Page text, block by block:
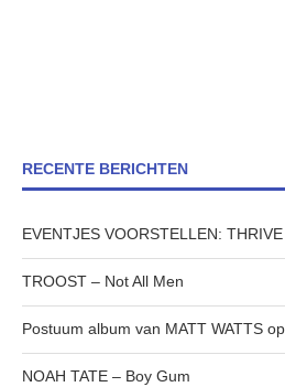
RECENTE BERICHTEN
EVENTJES VOORSTELLEN:
TROOST – Not All Men
Postuum album van MATT WATTS
NOAH TATE – Boy Gum